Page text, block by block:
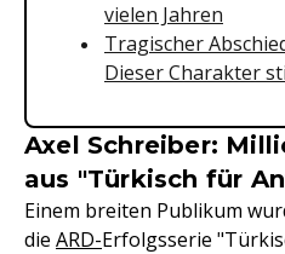
vielen Jahren
Tragischer
Dieser Charakter
Axel Schreiber:
aus "Türkisch für
Einem breiten Publikum
die ARD-Erfolgsserie